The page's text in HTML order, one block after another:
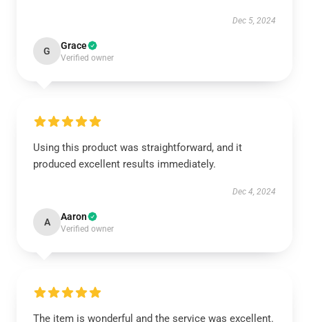
Dec 5, 2024
G Grace
Verified owner
Using this product was straightforward, and it
produced excellent results immediately.
Dec 4, 2024
A Aaron
Verified owner
The item is wonderful and the service was excellent.